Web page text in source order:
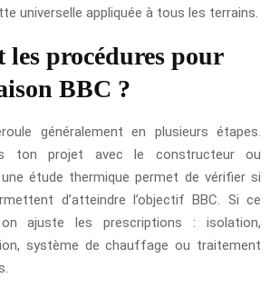
universelle appliquée à tous les terrains.
les procédures pour
BBC ?
généralement en plusieurs étapes.
ton projet avec le constructeur ou
une étude thermique permet de vérifier si
d’atteindre l’objectif BBC. Si ce
ajuste les prescriptions : isolation,
système de chauffage ou traitement